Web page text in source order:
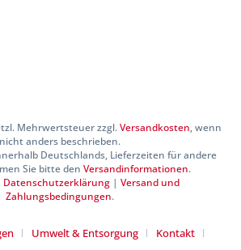
Mehrwertsteuer zzgl.Versandkosten, wenn
nicht anders beschrieben.
Deutschlands, Lieferzeiten für andere
Sie bitte den Versandinformationen.
Datenschutzerklärung | Versand und
Zahlungsbedingungen.
Umwelt & Entsorgung Kontakt